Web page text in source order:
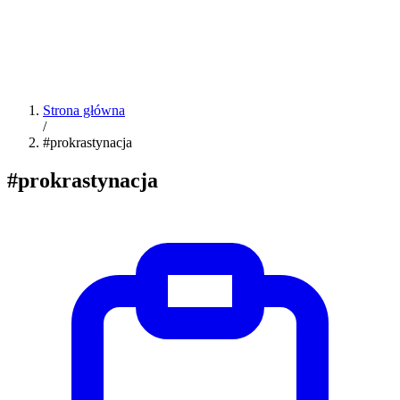
Strona główna
/
#prokrastynacja
#prokrastynacja